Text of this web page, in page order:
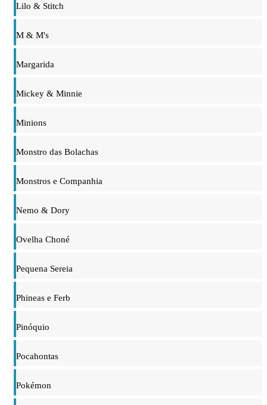
Lilo & Stitch
M & M's
Margarida
Mickey & Minnie
Minions
Monstro das Bolachas
Monstros e Companhia
Nemo & Dory
Ovelha Choné
Pequena Sereia
Phineas e Ferb
Pinóquio
Pocahontas
Pokémon